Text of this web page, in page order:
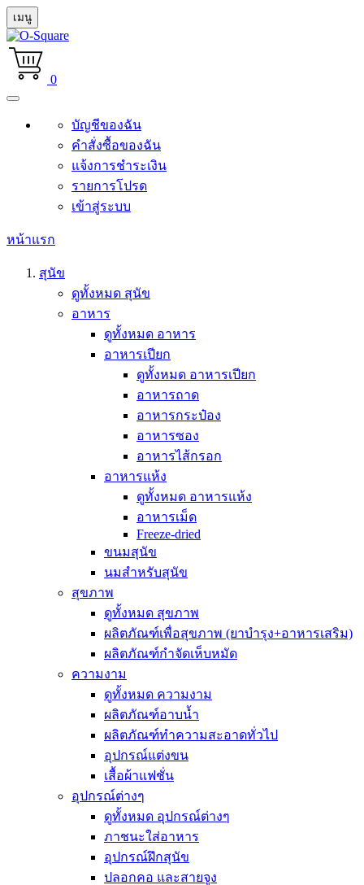
เมนู
0
บัญชีของฉัน
คำสั่งซื้อของฉัน
แจ้งการชำระเงิน
รายการโปรด
เข้าสู่ระบบ
หน้าแรก
สุนัข
ดูทั้งหมด สุนัข
อาหาร
ดูทั้งหมด อาหาร
อาหารเปียก
ดูทั้งหมด อาหารเปียก
อาหารถาด
อาหารกระป๋อง
อาหารซอง
อาหารไส้กรอก
อาหารแห้ง
ดูทั้งหมด อาหารแห้ง
อาหารเม็ด
Freeze-dried
ขนมสุนัข
นมสำหรับสุนัข
สุขภาพ
ดูทั้งหมด สุขภาพ
ผลิตภัณฑ์เพื่อสุขภาพ (ยาบำรุง+อาหารเสริม)
ผลิตภัณฑ์กำจัดเห็บหมัด
ความงาม
ดูทั้งหมด ความงาม
ผลิตภัณฑ์อาบน้ำ
ผลิตภัณฑ์ทำความสะอาดทั่วไป
อุปกรณ์แต่งขน
เสื้อผ้าแฟชั่น
อุปกรณ์ต่างๆ
ดูทั้งหมด อุปกรณ์ต่างๆ
ภาชนะใส่อาหาร
อุปกรณ์ฝึกสุนัข
ปลอกคอ และสายจูง